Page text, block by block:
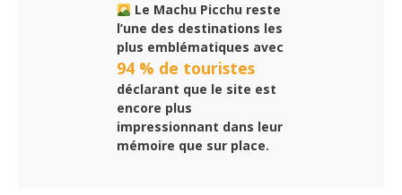
Le Machu Picchu reste
l’une des destinations les
plus emblématiques avec
94 % de touristes
déclarant que le site est
encore plus
impressionnant dans leur
mémoire que sur place.